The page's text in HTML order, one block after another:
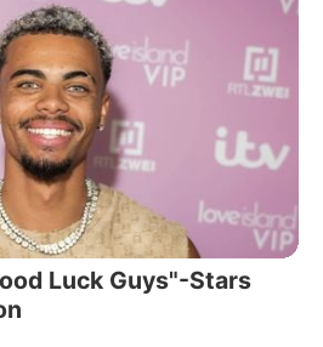
Luck Guys"-Stars